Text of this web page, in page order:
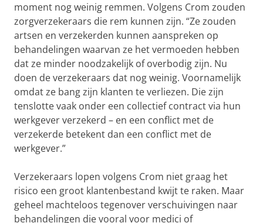
moment nog weinig remmen. Volgens Crom zouden
zorgverzekeraars die rem kunnen zijn. “Ze zouden
artsen en verzekerden kunnen aanspreken op
behandelingen waarvan ze het vermoeden hebben
dat ze minder noodzakelijk of overbodig zijn. Nu
doen de verzekeraars dat nog weinig. Voornamelijk
omdat ze bang zijn klanten te verliezen. Die zijn
tenslotte vaak onder een collectief contract via hun
werkgever verzekerd – en een conflict met de
verzekerde betekent dan een conflict met de
werkgever.”
Verzekeraars lopen volgens Crom niet graag het
risico een groot klantenbestand kwijt te raken. Maar
geheel machteloos tegenover verschuivingen naar
behandelingen die vooral voor medici of